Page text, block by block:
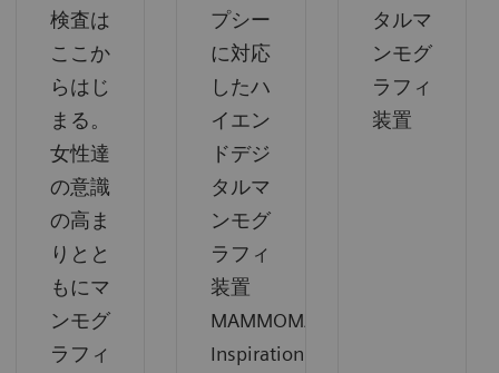
検査は
ここか
らはじ
まる。
女性達
の意識
の高ま
りとと
もにマ
ンモグ
ラフィ
プシー
に対応
したハ
イエン
ドデジ
タルマ
ンモグ
ラフィ
装置
MAMMOMAT
Inspiration
タルマ
ンモグ
ラフィ
装置